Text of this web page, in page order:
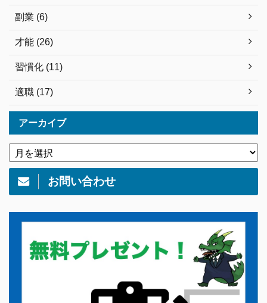
副業 (6)
才能 (26)
習慣化 (11)
適職 (17)
アーカイブ
お問い合わせ